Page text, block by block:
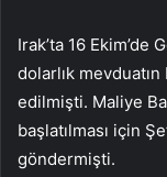
Irak’ta 16 Ekim’de
dolarlık mevduatın
edilmişti. Maliye
başlatılması için
göndermişti.